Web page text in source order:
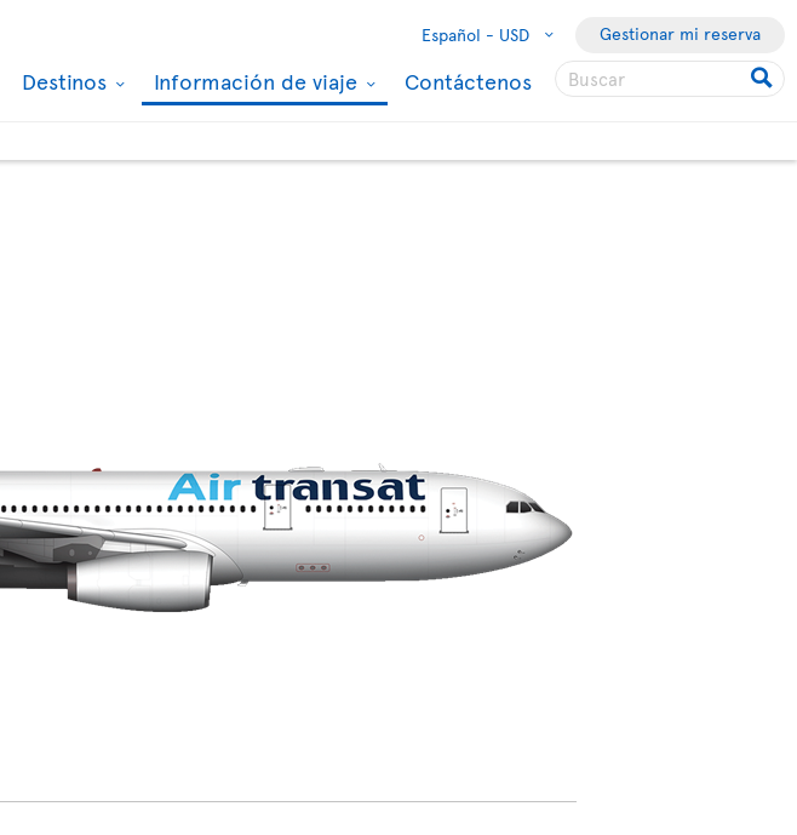
Español - USD Gestionar mi reserva
Destinos Información de viaje Contáctenos